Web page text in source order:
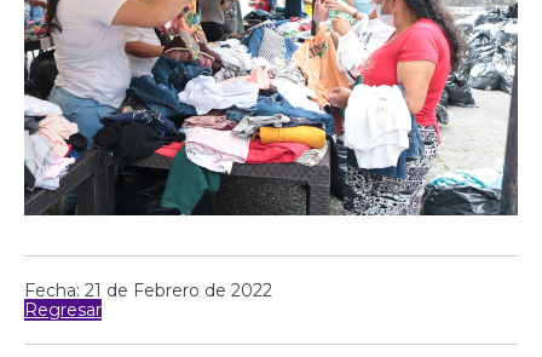
Fecha: 21 de Febrero de 2022
Regresar